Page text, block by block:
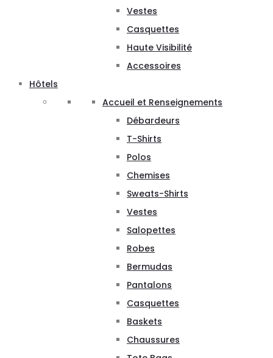
Vestes
Casquettes
Haute Visibilité
Accessoires
Hôtels
Accueil et Renseignements
Débardeurs
T-Shirts
Polos
Chemises
Sweats-Shirts
Vestes
Salopettes
Robes
Bermudas
Pantalons
Casquettes
Baskets
Chaussures